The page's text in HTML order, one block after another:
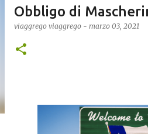
Obbligo di
viaggrego viaggrego - marzo 03, 2021